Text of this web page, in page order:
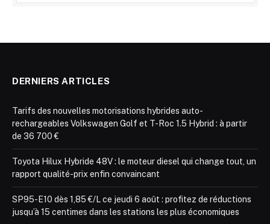
DERNIERS ARTICLES
Tarifs des nouvelles motorisations hybrides auto-
rechargeables Volkswagen Golf et T-Roc 1.5 Hybrid : à partir
de 36 700 €
Toyota Hilux Hybride 48V : le moteur diesel qui change tout, un
rapport qualité-prix enfin convaincant
SP95-E10 dès 1,85 €/L ce jeudi 6 août : profitez de réductions
jusqu’à 15 centimes dans les stations les plus économiques